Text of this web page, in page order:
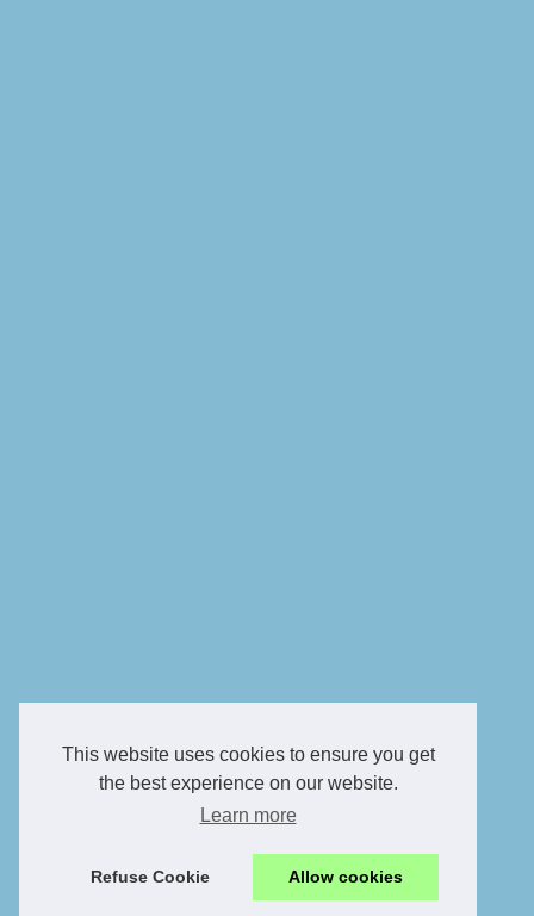
This website uses cookies to ensure you get
the best experience on our website.
Learn more
Refuse Cookie Allow cookies